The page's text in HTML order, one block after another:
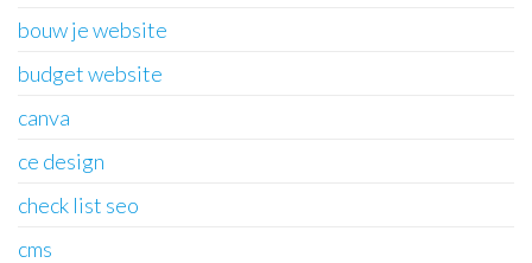
bouw je website
budget website
canva
ce design
check list seo
cms